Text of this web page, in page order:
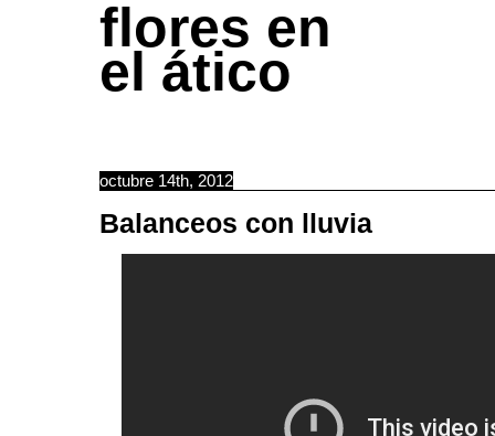
flores en
el ático
octubre 14th, 2012
Balanceos con lluvia